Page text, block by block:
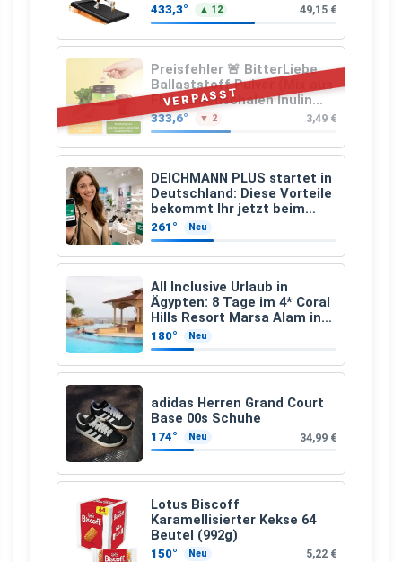
433,3° ▲ 12 49,15 €
VERPASST
Preisfehler 🚨 BitterLiebe
Ballaststoff Pulver (Mix aus
Flohsamenschalen Inulin
(Präbiotika) Leinsamen &
Apfelfaser)
333,6° ▼ 2 3,49 €
DEICHMANN PLUS startet in
Deutschland: Diese Vorteile
bekommt Ihr jetzt beim
Schuhkauf
261° Neu
All Inclusive Urlaub in
Ägypten: 8 Tage im 4* Coral
Hills Resort Marsa Alam inkl.
Flüge ab 299 € p.P.
180° Neu
adidas Herren Grand Court
Base 00s Schuhe
174° Neu 34,99 €
Lotus Biscoff
Karamellisierter Kekse 64
Beutel (992g)
150° Neu 5,22 €